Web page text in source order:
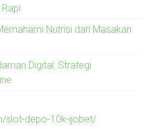
Nutrisi dari Masakan
Digital: Strategi
slot-depo-10k-ijobet/